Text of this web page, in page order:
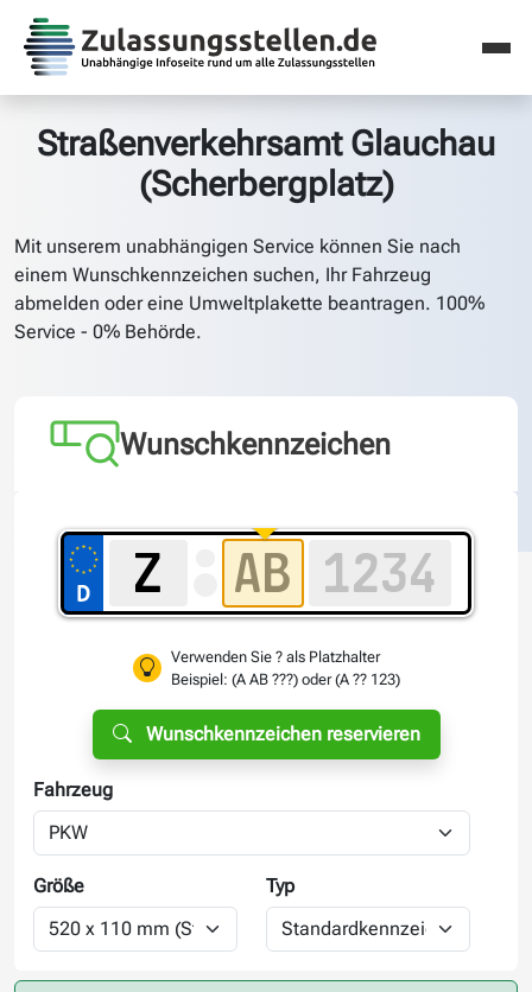
Straßenverkehrsamt Glauchau
(Scherbergplatz)
Mit unserem unabhängigen Service können Sie nach
einem Wunschkennzeichen suchen, Ihr Fahrzeug
abmelden oder eine Umweltplakette beantragen. 100%
Service - 0% Behörde.
Wunschkennzeichen
Verwenden Sie ? als Platzhalter
Beispiel: (A AB ???) oder (A ?? 123)
Wunschkennzeichen reservieren
Fahrzeug
Größe Typ